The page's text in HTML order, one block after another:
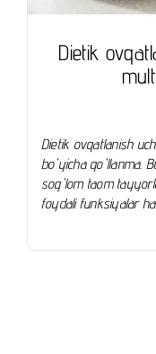
Dietik
Dietik ovqatlanish
bo'yicha qo'llanma.
sog'lom taom
foydali funksiyalar